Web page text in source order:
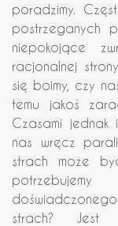
poradzimy.
postrzeganych
niepokojące
racjonalnej
się boimy, czy
temu jakoś
Czasami jednak
nas wręcz
strach może być
strach? Jest